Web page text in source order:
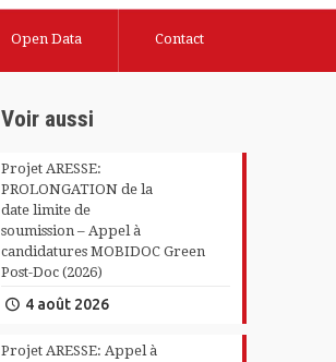
Open Data Contact
Voir aussi
Projet ARESSE:
PROLONGATION de la
date limite de
soumission – Appel à
candidatures MOBIDOC Green
Post-Doc (2026)
4 août 2026
Projet ARESSE: Appel à